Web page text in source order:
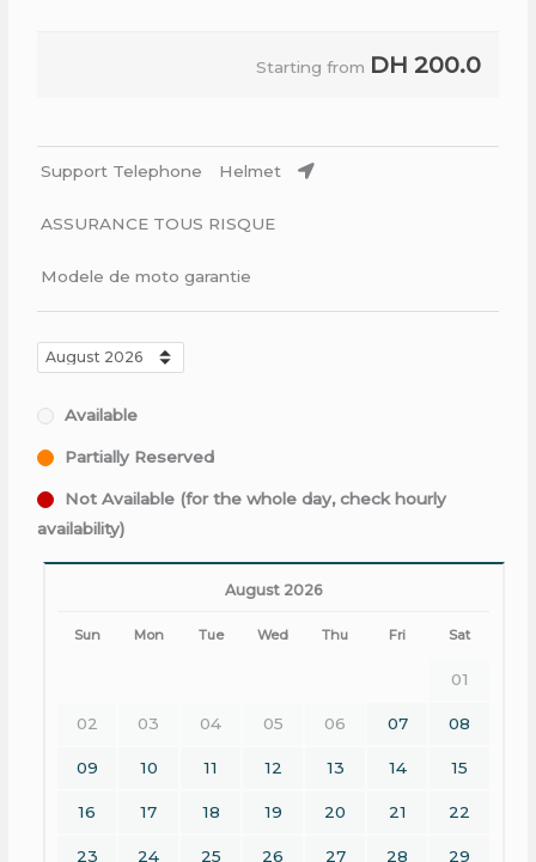
Starting from DH 200.0
Support Telephone Helmet
ASSURANCE TOUS RISQUE
Modele de moto garantie
Available
Partially Reserved
Not Available (for the whole day, check hourly
availability)
August 2026
Sun Mon Tue Wed Thu Fri Sat
01
02 03 04 05 06 07 08
09 10 11 12 13 14 15
16 17 18 19 20 21 22
23 24 25 26 27 28 29